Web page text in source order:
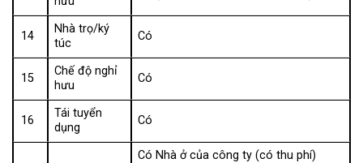
14
Nhà trọ/ký
túc
Có
15
Chế độ nghỉ
hưu
Có
16
Tái tuyển
dụng
Có
Có Nhà ở của công ty (có thu phí)